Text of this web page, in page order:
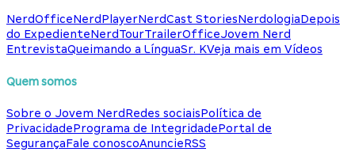
NerdOfficeNerdPlayerNerdCast StoriesNerdologiaDepois
do ExpedienteNerdTourTrailerOfficeJovem Nerd
EntrevistaQueimando a LínguaSr. KVeja mais em Vídeos
Quem somos
Sobre o Jovem NerdRedes sociaisPolítica de
PrivacidadePrograma de IntegridadePortal de
SegurançaFale conoscoAnuncieRSS